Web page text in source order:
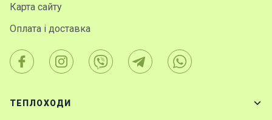
Карта сайту
Оплата і доставка
ТЕПЛОХОДИ